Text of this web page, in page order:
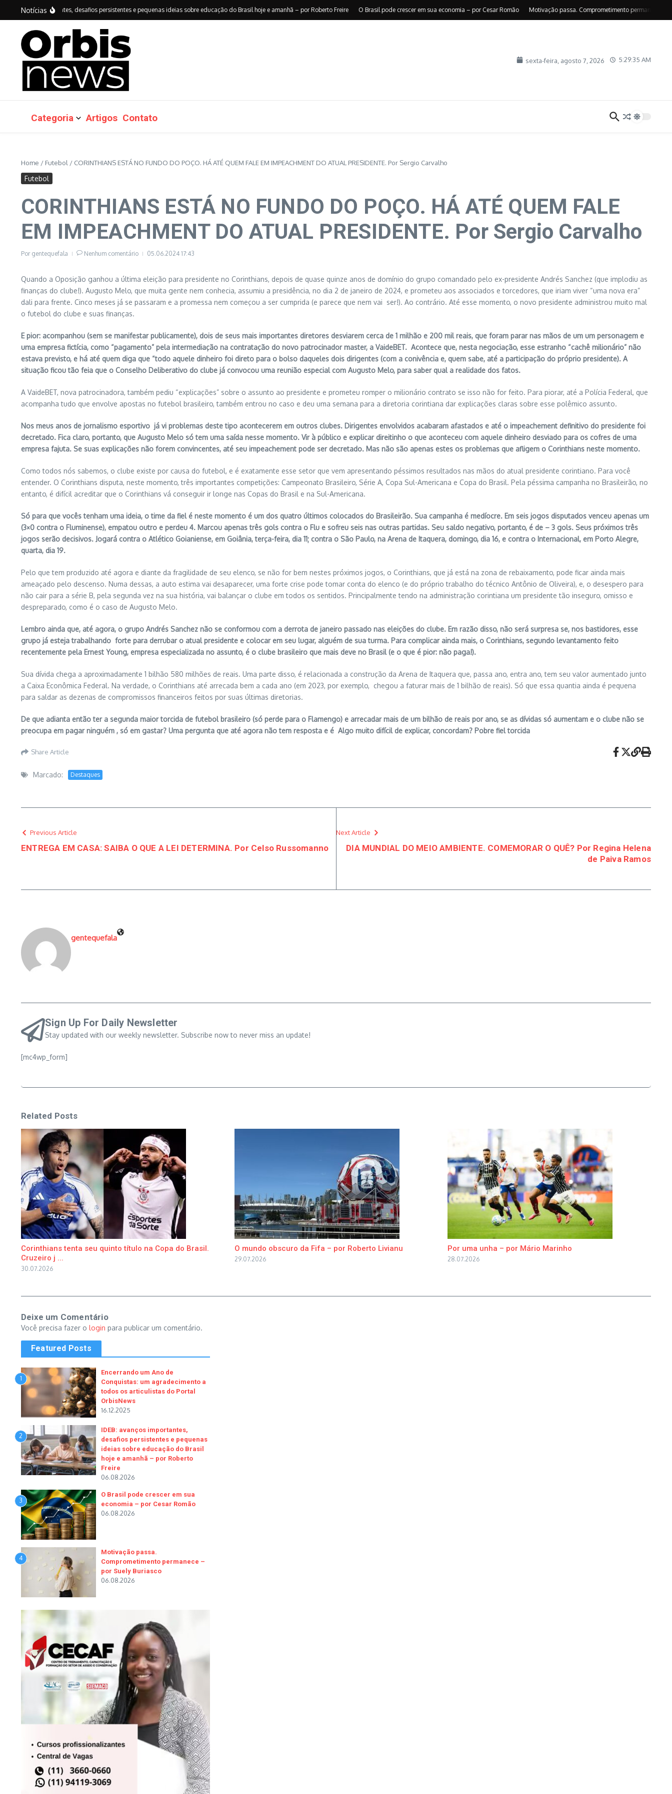
Ir para o conteúdo
Notícias
importantes, desafios persistentes e pequenas ideias sobre educação do Brasil hoje e amanhã – por Roberto Freire O Brasil pode crescer em sua economia – por Cesar Romão Motivação passa. Comprometimento permanece – por
sexta-feira, agosto 7, 2026 5:29:36 AM
Categoria Artigos Contato
Home / Futebol / CORINTHIANS ESTÁ NO FUNDO DO POÇO. HÁ ATÉ QUEM FALE EM IMPEACHMENT DO ATUAL PRESIDENTE. Por Sergio Carvalho
Futebol
CORINTHIANS ESTÁ NO FUNDO DO POÇO. HÁ ATÉ QUEM FALE
EM IMPEACHMENT DO ATUAL PRESIDENTE. Por Sergio Carvalho
Por gentequefala Nenhum comentário 05.06.2024 17:43
Quando a Oposição ganhou a última eleição para presidente no Corinthians, depois de quase quinze anos de domínio do grupo comandado pelo ex-presidente Andrés Sanchez (que implodiu as
finanças do clube!). Augusto Melo, que muita gente nem conhecia, assumiu a presidência, no dia 2 de janeiro de 2024, e prometeu aos associados e torcedores, que iriam viver “uma nova era”
dali para frente. Cinco meses já se passaram e a promessa nem começou a ser cumprida (e parece que nem vai ser!). Ao contrário. Até esse momento, o novo presidente administrou muito mal
o futebol do clube e suas finanças.
E pior: acompanhou (sem se manifestar publicamente), dois de seus mais importantes diretores desviarem cerca de 1 milhão e 200 mil reais, que foram parar nas mãos de um um personagem e
uma empresa fictícia, como “pagamento” pela intermediação na contratação do novo patrocinador master, a VaideBET. Acontece que, nesta negociação, esse estranho “cachê milionário” não
estava previsto, e há até quem diga que “todo aquele dinheiro foi direto para o bolso daqueles dois dirigentes (com a conivência e, quem sabe, até a participação do próprio presidente). A
situação ficou tão feia que o Conselho Deliberativo do clube já convocou uma reunião especial com Augusto Melo, para saber qual a realidade dos fatos.
A VaideBET, nova patrocinadora, também pediu “explicações” sobre o assunto ao presidente e prometeu romper o milionário contrato se isso não for feito. Para piorar, até a Polícia Federal, que
acompanha tudo que envolve apostas no futebol brasileiro, também entrou no caso e deu uma semana para a diretoria corintiana dar explicações claras sobre esse polêmico assunto.
Nos meus anos de jornalismo esportivo já vi problemas deste tipo acontecerem em outros clubes. Dirigentes envolvidos acabaram afastados e até o impeachement definitivo do presidente foi
decretado. Fica claro, portanto, que Augusto Melo só tem uma saída nesse momento. Vir à público e explicar direitinho o que aconteceu com aquele dinheiro desviado para os cofres de uma
empresa fajuta. Se suas explicações não forem convincentes, até seu impeachement pode ser decretado. Mas não são apenas estes os problemas que afligem o Corinthians neste momento.
Como todos nós sabemos, o clube existe por causa do futebol, e é exatamente esse setor que vem apresentando péssimos resultados nas mãos do atual presidente corintiano. Para você
entender. O Corinthians disputa, neste momento, três importantes competições: Campeonato Brasileiro, Série A, Copa Sul-Americana e Copa do Brasil. Pela péssima campanha no Brasileirão, no
entanto, é difícil acreditar que o Corinthians vá conseguir ir longe nas Copas do Brasil e na Sul-Americana.
Só para que vocês tenham uma ideia, o time da fiel é neste momento é um dos quatro últimos colocados do Brasileirão. Sua campanha é medíocre. Em seis jogos disputados venceu apenas um
(3×0 contra o Fluminense), empatou outro e perdeu 4. Marcou apenas três gols contra o Flu e sofreu seis nas outras partidas. Seu saldo negativo, portanto, é de – 3 gols. Seus próximos três
jogos serão decisivos. Jogará contra o Atlético Goianiense, em Goiânia, terça-feira, dia 11; contra o São Paulo, na Arena de Itaquera, domingo, dia 16, e contra o Internacional, em Porto Alegre,
quarta, dia 19.
Pelo que tem produzido até agora e diante da fragilidade de seu elenco, se não for bem nestes próximos jogos, o Corinthians, que já está na zona de rebaixamento, pode ficar ainda mais
ameaçado pelo descenso. Numa dessas, a auto estima vai desaparecer, uma forte crise pode tomar conta do elenco (e do próprio trabalho do técnico Antônio de Oliveira), e, o desespero para
não cair para a série B, pela segunda vez na sua história, vai balançar o clube em todos os sentidos. Principalmente tendo na administração corintiana um presidente tão inseguro, omisso e
despreparado, como é o caso de Augusto Melo.
Lembro ainda que, até agora, o grupo Andrés Sanchez não se conformou com a derrota de janeiro passado nas eleições do clube. Em razão disso, não será surpresa se, nos bastidores, esse
grupo já esteja trabalhando forte para derrubar o atual presidente e colocar em seu lugar, alguém de sua turma. Para complicar ainda mais, o Corinthians, segundo levantamento feito
recentemente pela Ernest Young, empresa especializada no assunto, é o clube brasileiro que mais deve no Brasil (e o que é pior: não paga!).
Sua dívida chega a aproximadamente 1 bilhão 580 milhões de reais. Uma parte disso, é relacionada a construção da Arena de Itaquera que, passa ano, entra ano, tem seu valor aumentado junto
a Caixa Econômica Federal. Na verdade, o Corinthians até arrecada bem a cada ano (em 2023, por exemplo, chegou a faturar mais de 1 bilhão de reais). Só que essa quantia ainda é pequena
para saldar as dezenas de compromissos financeiros feitos por suas últimas diretorias.
De que adianta então ter a segunda maior torcida de futebol brasileiro (só perde para o Flamengo) e arrecadar mais de um bilhão de reais por ano, se as dívidas só aumentam e o clube não se
preocupa em pagar ninguém , só em gastar? Uma pergunta que até agora não tem resposta e é Algo muito difícil de explicar, concordam? Pobre fiel torcida
Share Article
Marcado: Destaques
Previous Article
ENTREGA EM CASA: SAIBA O QUE A LEI DETERMINA. Por Celso Russomanno
Next Article
DIA MUNDIAL DO MEIO AMBIENTE. COMEMORAR O QUÊ? Por Regina Helena
de Paiva Ramos
gentequefala
Sign Up For Daily Newsletter
Stay updated with our weekly newsletter. Subscribe now to never miss an update!
[mc4wp_form]
Related Posts
Corinthians tenta seu quinto título na Copa do Brasil.
Cruzeiro j ...
30.07.2026
O mundo obscuro da Fifa – por Roberto Livianu
29.07.2026
Por uma unha – por Mário Marinho
28.07.2026
Deixe um Comentário
Você precisa fazer o login para publicar um comentário.
Featured Posts
1
Encerrando um Ano de
Conquistas: um agradecimento a
todos os articulistas do Portal
OrbisNews
16.12.2025
2
IDEB: avanços importantes,
desafios persistentes e pequenas
ideias sobre educação do Brasil
hoje e amanhã – por Roberto
Freire
06.08.2026
3
O Brasil pode crescer em sua
economia – por Cesar Romão
06.08.2026
4
Motivação passa.
Comprometimento permanece –
por Suely Buriasco
06.08.2026